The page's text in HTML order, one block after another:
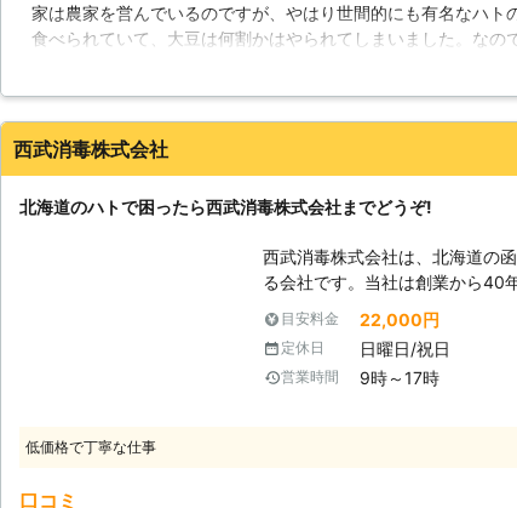
ます。 【弊社にお任せ下さい】
おります。初めてハト駆除やハ
して頂けます。お困りの際には
家は農家を営んでいるのですが、やはり世間的にも有名なハト
食べられていて、大豆は何割かはやられてしまいました。なの
対応してくれるようお願いしました。農場にも人間にも害がな
福岡県 福岡市東区 2016年12月31日
西武消毒株式会社
北海道のハトで困ったら西武消毒株式会社までどうぞ!
西武消毒株式会社は、北海道の
る会社です。当社は創業から40
きたノウハウを活かして、皆さ
ができます。また函館市内はも
業を行なうことができます。 【ハトにエサを与えないようにしましょう】
ハトは皆さんにとっても身近な
目安料金 22,000円
定休日 日曜日/祝日
営業時間 9時～17時
低価格で丁寧な仕事
口コミ